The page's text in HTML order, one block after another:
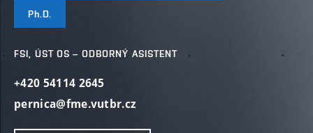
Ph.D.
FSI, ÚST OS – ODBORNÝ ASISTENT
+420 54114 2645
pernica@fme.vutbr.cz